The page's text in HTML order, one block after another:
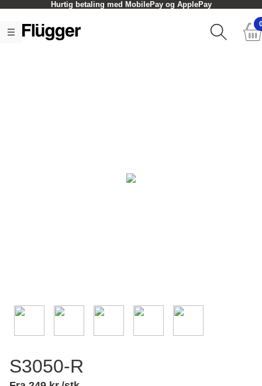
Hurtig betaling med MobilePay og ApplePay
S3050-R